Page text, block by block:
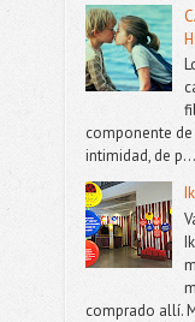
componente
intimidad, de p...
comprado allí.